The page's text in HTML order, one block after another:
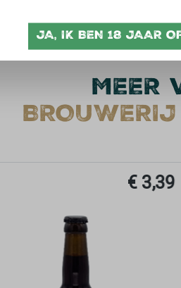
MEER
€ 3,39
JA, IK BEN 18 JAAR